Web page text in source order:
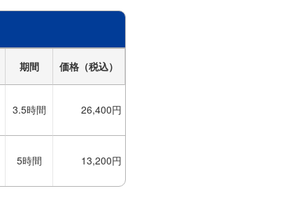
期間 価格（税込）
3.5時間 26,400円
5時間 13,200円